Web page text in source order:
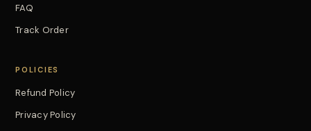
FAQ
Track Order
POLICIES
Refund Policy
Privacy Policy